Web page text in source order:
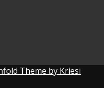
Theme by Kriesi